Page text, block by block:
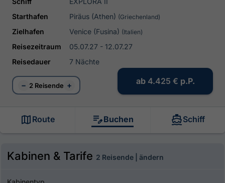
Starthafen
Piräus (Athen) (Griechenland)
Zielhafen Venice (Fusina) (Italien)
Reisezeitraum
05.07.27 - 12.07.27
Reisedauer
7 Nächte
− 2 Reisende + ab 4.425 € p.P.
Route Buchen Schiff
Kabinen & Tarife 2 Reisende | ändern